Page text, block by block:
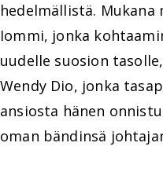
hedelmällistä. Mukana
Iommi, jonka
uudelle suosion
Wendy Dio, jonka
ansiosta hänen
oman bändinsä